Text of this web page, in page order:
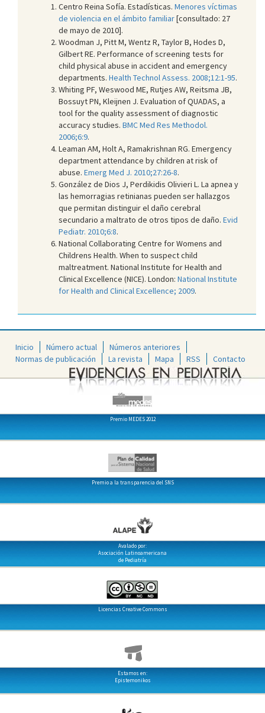
Centro Reina Sofía. Estadísticas. Menores víctimas
de violencia en el ámbito familiar[consultado: 27
de mayo de 2010].
Woodman J, Pitt M, Wentz R, Taylor B, Hodes D,
Gilbert RE. Performance of screening tests for
child physical abuse in accident and emergency
departments. Health Technol Assess. 2008;12:1-95.
Whiting PF, Weswood ME, Rutjes AW, Reitsma JB,
Bossuyt PN, Kleijnen J. Evaluation of QUADAS, a
tool for the quality assessment of diagnostic
accuracy studies. BMC Med Res Methodol.
2006;6:9.
Leaman AM, Holt A, Ramakrishnan RG. Emergency
department attendance by children at risk of
abuse. Emerg Med J. 2010;27:26-8.
González de Dios J, Perdikidis Olivieri L. La apnea y
las hemorragias retinianas pueden ser hallazgos
que permitan distinguir el daño cerebral
secundario a maltrato de otros tipos de daño. Evid
Pediatr. 2010;6:8.
National Collaborating Centre for Womens and
Childrens Health. When to suspect child
maltreatment. National Institute for Health and
Clinical Excellence (NICE). London: National Institute
for Health and Clinical Excellence; 2009.
Inicio Número actual
Números anteriores
Normas de publicación
La revista Mapa RSS Contacto
Premio MEDES 2012
Premio a la transparencia del SNS
Avalado por:
Asociación Latinoamericana
de Pediatría
Licencias Creative Commons
Estamos en:
Epistemonikos